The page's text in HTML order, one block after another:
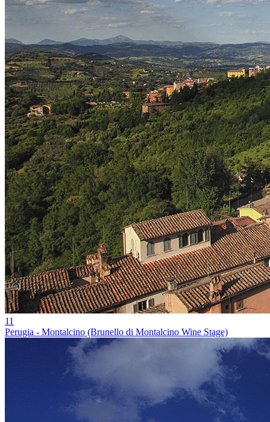
11
Perugia - Montalcino (Brunello di Montalcino Wine Stage)